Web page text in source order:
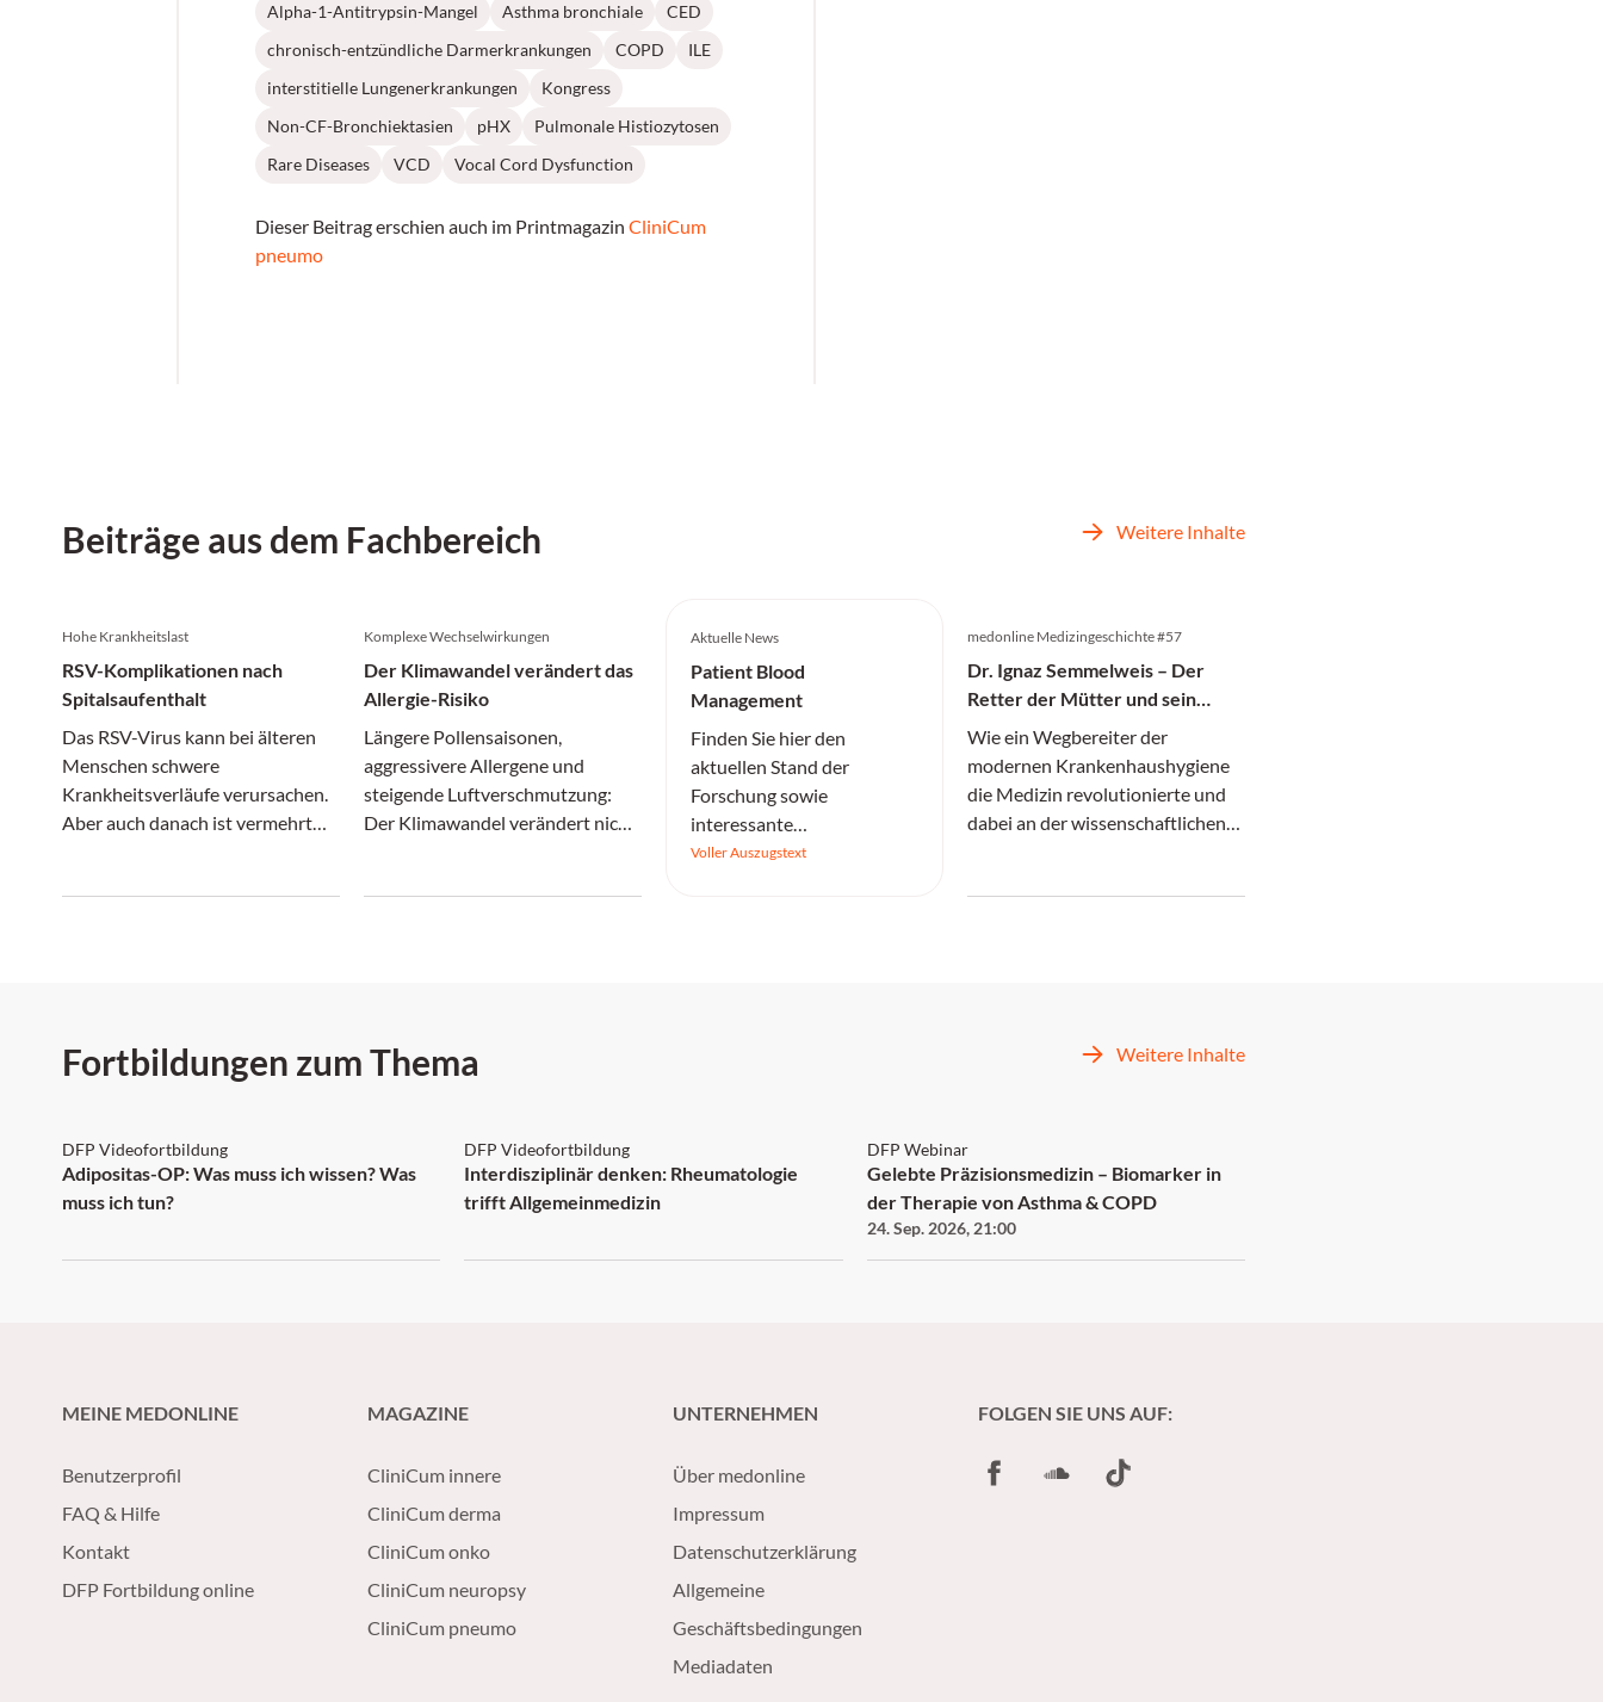
Alpha-1-Antitrypsin-Mangel Asthma bronchiale
CED
chronisch-entzündliche Darmerkrankungen
COPD
ILE
interstitielle Lungenerkrankungen
Kongress
Non-CF-Bronchiektasien
pHX
Pulmonale Histiozytosen
Rare Diseases
VCD Vocal Cord Dysfunction
Dieser Beitrag erschien auch im Printmagazin CliniCum
pneumo
Beiträge aus dem Fachbereich Weitere Inhalte
Hohe Krankheitslast
RSV-Komplikationen nach
Spitalsaufenthalt
Das RSV-Virus kann bei älteren
Menschen schwere
Krankheitsverläufe verursachen.
Aber auch danach ist vermehrt
Komplexe Wechselwirkungen
Der Klimawandel verändert das
Allergie-Risiko
Längere Pollensaisonen,
aggressivere Allergene und
steigende Luftverschmutzung:
Der Klimawandel verändert nicht
Aktuelle News
Patient Blood
Management
Finden Sie hier den
aktuellen Stand der
Forschung sowie
interessante
Informationen.
Voller Auszugstext
medonline Medizingeschichte #57
Dr. Ignaz Semmelweis – Der
Retter der Mütter und sein
gewaltsamer Tod in der
Irrenanstalt
Wie ein Wegbereiter der
modernen Krankenhaushygiene
die Medizin revolutionierte und
dabei an der wissenschaftlichen
Fortbildungen zum Thema Weitere Inhalte
DFP Videofortbildung
Adipositas-OP: Was muss ich wissen? Was
muss ich tun?
DFP Videofortbildung
Interdisziplinär denken: Rheumatologie
trifft Allgemeinmedizin
DFP Webinar
Gelebte Präzisionsmedizin – Biomarker in
der Therapie von Asthma & COPD
24. Sep. 2026,21:00
MEINE MEDONLINE
Benutzerprofil
FAQ & Hilfe
Kontakt
DFP Fortbildung online
MAGAZINE
CliniCum innere
CliniCum derma
CliniCum onko
CliniCum neuropsy
CliniCum pneumo
UNTERNEHMEN
Über medonline
Impressum
Datenschutzerklärung
Allgemeine
Geschäftsbedingungen
Mediadaten
FOLGEN SIE UNS AUF:
FacebookSoundCloud
TikTok